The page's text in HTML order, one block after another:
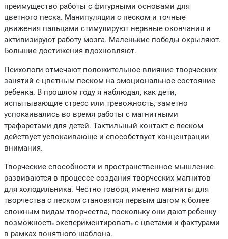
преимущество работы с фигурными основами для
цветного песка. Манипуляции с песком и точные
движения пальцами стимулируют нервные окончания и
активизируют работу мозга. Маленькие победы окрыляют.
Большие достижения вдохновляют.
Психологи отмечают положительное влияние творческих
занятий с цветным песком на эмоциональное состояние
ребенка. В прошлом году я наблюдал, как дети,
испытывающие стресс или тревожность, заметно
успокаивались во время работы с магнитными
трафаретами для детей. Тактильный контакт с песком
действует успокаивающе и способствует концентрации
внимания.
Творческие способности и пространственное мышление
развиваются в процессе создания творческих магнитов
для холодильника. Честно говоря, именно магниты для
творчества с песком становятся первым шагом к более
сложным видам творчества, поскольку они дают ребенку
возможность экспериментировать с цветами и фактурами
в рамках понятного шаблона.